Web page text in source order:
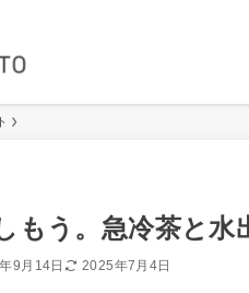
もう。急冷茶と水
9月14日 2025年7月4日